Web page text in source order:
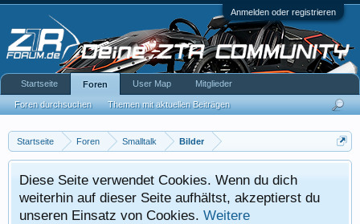
Anmelden oder registrieren
Startseite Foren Smalltalk Bilder
Diese Seite verwendet Cookies. Wenn du dich
weiterhin auf dieser Seite aufhältst, akzeptierst du
unseren Einsatz von Cookies. Weitere
Startseite Foren
Foren durchsuchen Themen mit aktuellen Beiträgen
User Map Mitglieder